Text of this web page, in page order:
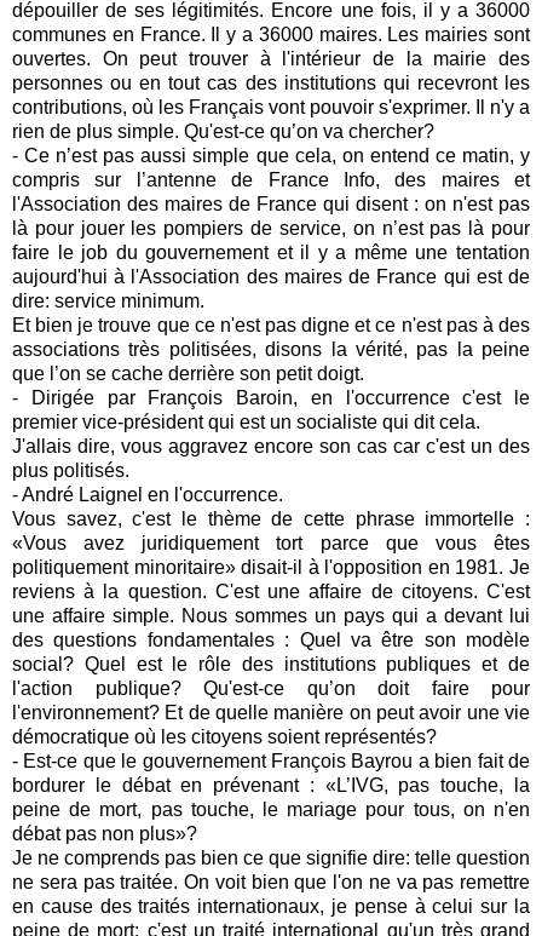
dépouiller de ses légitimités. Encore une fois, il y a 36000
communes en France. Il y a 36000 maires. Les mairies sont
ouvertes. On peut trouver à l'intérieur de la mairie des
personnes ou en tout cas des institutions qui recevront les
contributions, où les Français vont pouvoir s'exprimer. Il n'y a
rien de plus simple. Qu'est-ce qu’on va chercher?
- Ce n’est pas aussi simple que cela, on entend ce matin, y
compris sur l’antenne de France Info, des maires et
l'Association des maires de France qui disent : on n'est pas
là pour jouer les pompiers de service, on n’est pas là pour
faire le job du gouvernement et il y a même une tentation
aujourd'hui à l'Association des maires de France qui est de
dire: service minimum.
Et bien je trouve que ce n'est pas digne et ce n'est pas à des
associations très politisées, disons la vérité, pas la peine
que l’on se cache derrière son petit doigt.
- Dirigée par François Baroin, en l'occurrence c'est le
premier vice-président qui est un socialiste qui dit cela.
J'allais dire, vous aggravez encore son cas car c'est un des
plus politisés.
- André Laignel en l'occurrence.
Vous savez, c'est le thème de cette phrase immortelle :
«Vous avez juridiquement tort parce que vous êtes
politiquement minoritaire» disait-il à l'opposition en 1981. Je
reviens à la question. C'est une affaire de citoyens. C'est
une affaire simple. Nous sommes un pays qui a devant lui
des questions fondamentales : Quel va être son modèle
social? Quel est le rôle des institutions publiques et de
l'action publique? Qu'est-ce qu’on doit faire pour
l'environnement? Et de quelle manière on peut avoir une vie
démocratique où les citoyens soient représentés?
- Est-ce que le gouvernement François Bayrou a bien fait de
bordurer le débat en prévenant : «L’IVG, pas touche, la
peine de mort, pas touche, le mariage pour tous, on n'en
débat pas non plus»?
Je ne comprends pas bien ce que signifie dire: telle question
ne sera pas traitée. On voit bien que l'on ne va pas remettre
en cause des traités internationaux, je pense à celui sur la
peine de mort; c'est un traité international qu'un très grand